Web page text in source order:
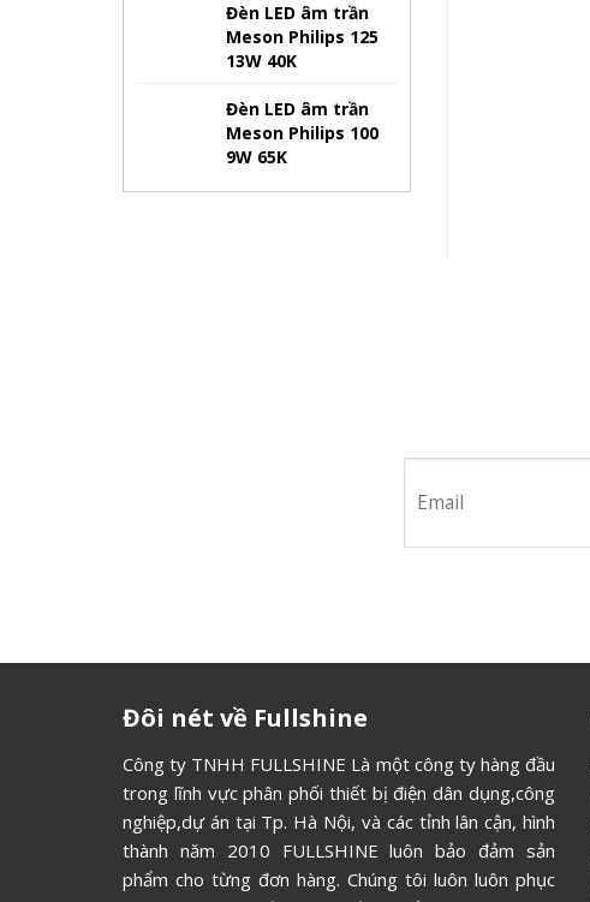
Đèn LED âm trần
Meson Philips 125
13W 40K
Đèn LED âm trần
Meson Philips 100
9W 65K
Đôi nét về Fullshine
Công ty TNHH FULLSHINE Là một công ty hàng đầu
trong lĩnh vực phân phối thiết bị điện dân dụng,công
nghiệp,dự án tại Tp. Hà Nội, và các tỉnh lân cận, hình
thành năm 2010 FULLSHINE luôn bảo đảm sản
phẩm cho từng đơn hàng. Chúng tôi luôn luôn phục